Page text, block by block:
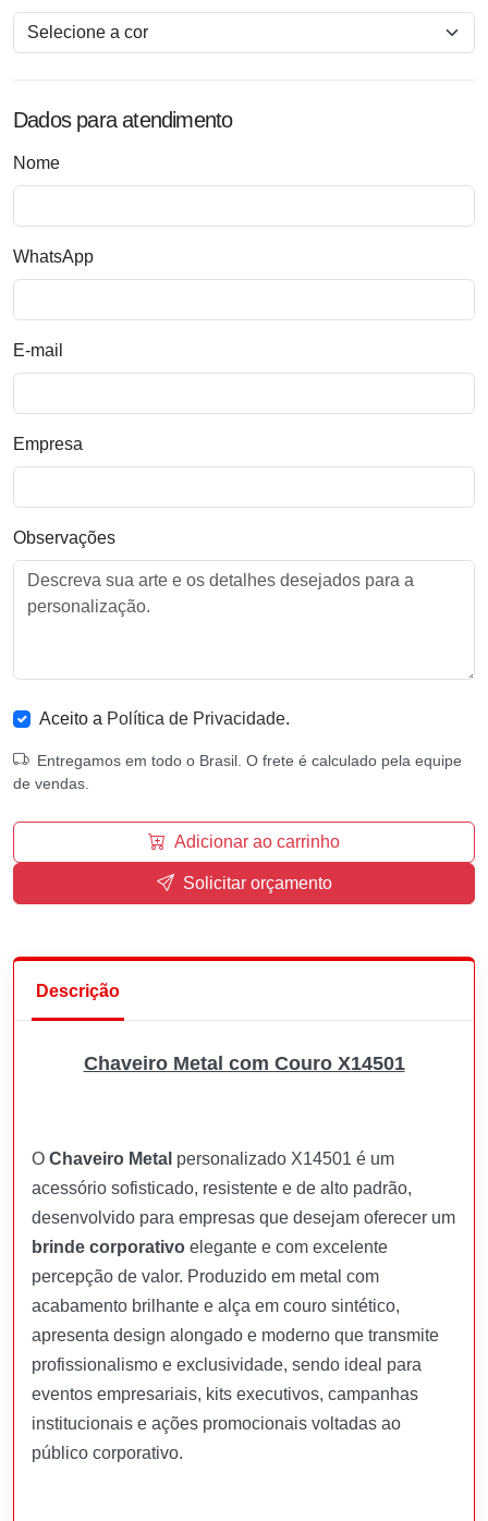
Dados para atendimento
Nome
WhatsApp
E-mail
Empresa
Observações
Aceito a Política de Privacidade.
Entregamos em todo o Brasil. O frete é calculado pela equipe
de vendas.
Adicionar ao carrinho
Solicitar orçamento
Descrição
Chaveiro Metal com Couro X14501
O Chaveiro Metal personalizado X14501 é um
acessório sofisticado, resistente e de alto padrão,
desenvolvido para empresas que desejam oferecer um
brinde corporativo elegante e com excelente
percepção de valor. Produzido em metal com
acabamento brilhante e alça em couro sintético,
apresenta design alongado e moderno que transmite
profissionalismo e exclusividade, sendo ideal para
eventos empresariais, kits executivos, campanhas
institucionais e ações promocionais voltadas ao
público corporativo.